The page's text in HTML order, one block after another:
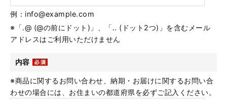
例：info@example.com
※「.@ (@の前にドット)」、「.. (ドット2つ)」を含むメール
アドレスはご利用いただけません
内容
※商品に関するお問い合わせ、納期・お届けに関するお問い合
わせの場合には、お住まいの都道府県を必ずご記入ください。